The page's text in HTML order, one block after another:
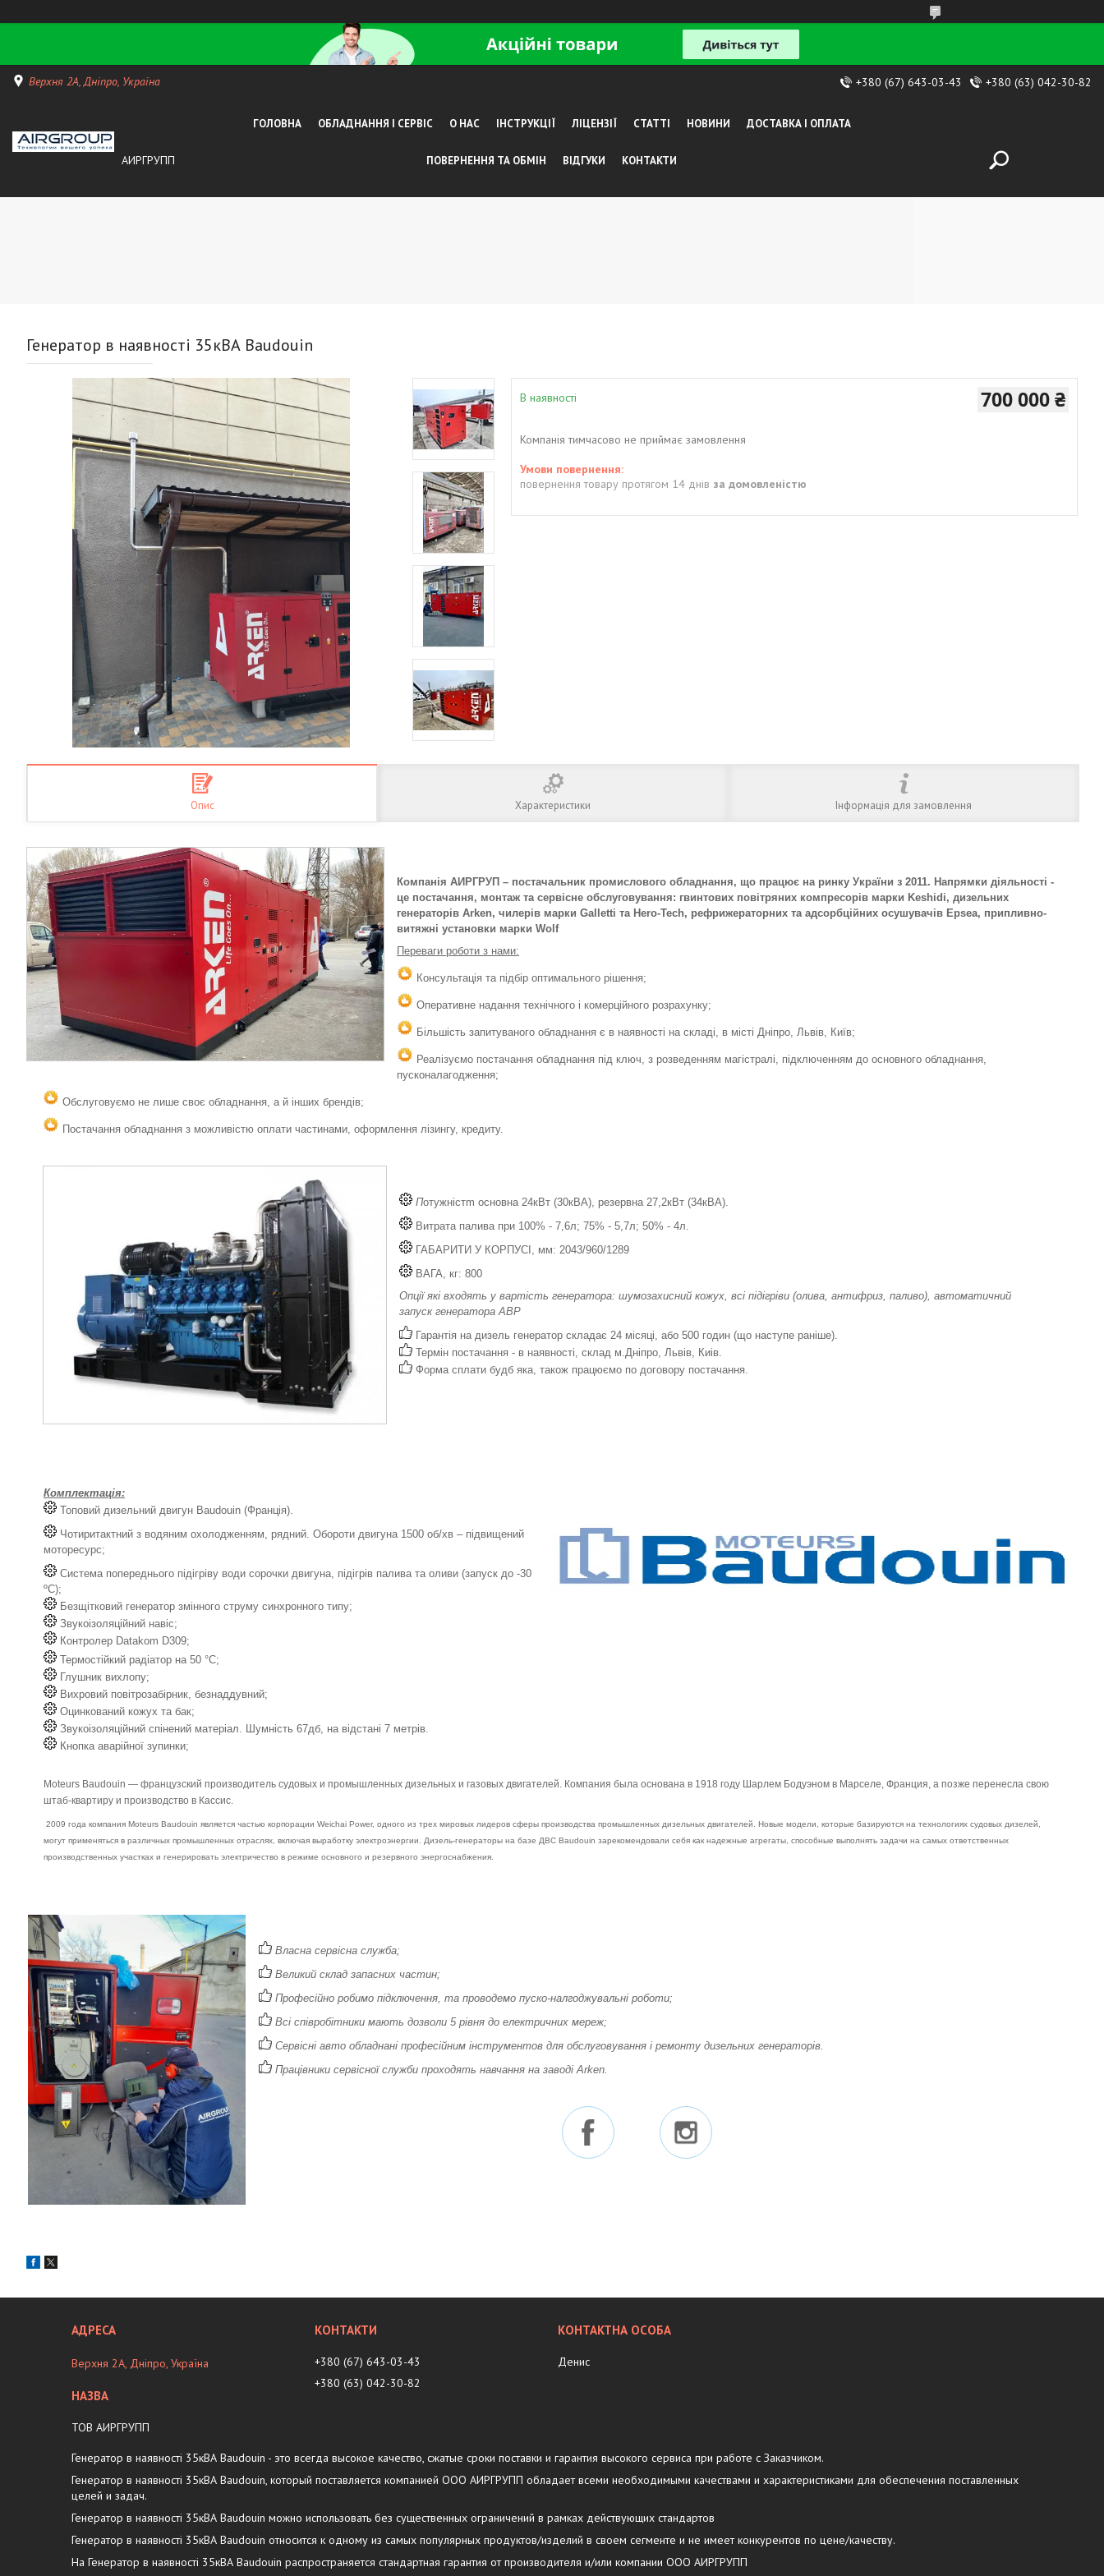
Верхня 2А, Дніпро, Україна +380 (67) 643-03-43 +380 (63) 042-30-82
АИРГРУПП
ГОЛОВНА ОБЛАДНАННЯ І СЕРВІС О НАС ІНСТРУКЦІЇ ЛІЦЕНЗІЇ СТАТТІ НОВИНИ ДОСТАВКА І ОПЛАТА
ПОВЕРНЕННЯ ТА ОБМІН ВІДГУКИ КОНТАКТИ
Генератор в наявності 35кВА Baudouin
В наявності 700 000 ₴
Компанія тимчасово не приймає замовлення
повернення товару протягом 14 днів за домовленістю
Опис Характеристики Інформація для замовлення
Компанія АИРГРУП – постачальник промислового обладнання, що працює на ринку України з 2011. Напрямки діяльності -
це постачання, монтаж та сервісне обслуговування: гвинтових повітряних компресорів марки Keshidi, дизельних
генераторів Arken, чилерів марки Galletti та Hero-Tech, рефрижераторних та адсорбційних осушувачів Epsea, припливно-
витяжні установки марки Wolf
Переваги роботи з нами:
Консультація та підбір оптимального рішення;
Оперативне надання технічного і комерційного розрахунку;
Більшість запитуваного обладнання є в наявності на складі, в місті Дніпро, Львів, Київ;
Реалізуємо постачання обладнання під ключ, з розведенням магістралі, підключенням до основного обладнання,
пусконалагодження;
Обслуговуємо не лише своє обладнання, а й інших брендів;
Постачання обладнання з можливістю оплати частинами, оформлення лізингу, кредиту.
Потужністm основна 24кВт (30кВА), резервна 27,2кВт (34кВА).
Витрата палива при 100% - 7,6л; 75% - 5,7л; 50% - 4л.
ГАБАРИТИ У КОРПУСІ, мм: 2043/960/1289
ВАГА, кг: 800
Опції які входять у вартість генератора: шумозахисний кожух, всі підігріви (олива, антифриз, паливо), автоматичний
запуск генератора АВР
Гарантія на дизель генератор складає 24 місяці, або 500 годин (що наступе раніше).
Термін постачання - в наявності, склад м.Дніпро, Львів, Киів.
Форма сплати будб яка, також працюємо по договору постачання.
Комплектація:
Топовий дизельний двигун Baudouin (Франція).
Чотиритактний з водяним охолодженням, рядний. Обороти двигуна 1500 об/хв – підвищений
моторесурс;
Система попереднього підігріву води сорочки двигуна, підігрів палива та оливи (запуск до -30
ºС);
Безщітковий генератор змінного струму синхронного типу;
Звукоізоляційний навіс;
Контролер Datakom D309;
Термостійкий радіатор на 50 °C;
Глушник вихлопу;
Вихровий повітрозабірник, безнаддувний;
Оцинкований кожух та бак;
Звукоізоляційний спінений матеріал. Шумність 67дб, на відстані 7 метрів.
Кнопка аварійної зупинки;
Moteurs Baudouin — французский производитель судовых и промышленных дизельных и газовых двигателей. Компания была основана в 1918 году Шарлем Бодуэном в Марселе, Франция, а позже перенесла свою
штаб-квартиру и производство в Кассис.
2009 года компания Moteurs Baudouin является частью корпорации Weichai Power, одного из трех мировых лидеров сферы производства промышленных дизельных двигателей. Новые модели, которые базируются на технологиях судовых дизелей,
могут применяться в различных промышленных отраслях, включая выработку электроэнергии. Дизель-генераторы на базе ДВС Baudouin зарекомендовали себя как надежные агрегаты, способные выполнять задачи на самых ответственных
производственных участках и генерировать электричество в режиме основного и резервного энергоснабжения.
Власна сервісна служба;
Великий склад запасних частин;
Професійно робимо підключення, та проводемо пуско-налгоджувальні роботи;
Всі співробітники мають дозволи 5 рівня до електричних мереж;
Сервісні авто обладнані професійним інструментов для обслуговування і ремонту дизельних генераторів.
Працівники сервісної служби проходять навчання на заводі Arken.
Верхня 2А, Дніпро, Україна
ТОВ АИРГРУПП
+380 (67) 643-03-43
+380 (63) 042-30-82
Денис
Генератор в наявності 35кВА Baudouin - это всегда высокое качество, сжатые сроки поставки и гарантия высокого сервиса при работе с Заказчиком.
Генератор в наявності 35кВА Baudouin, который поставляется компанией ООО АИРГРУПП обладает всеми необходимыми качествами и характеристиками для обеспечения поставленных
целей и задач.
Генератор в наявності 35кВА Baudouin можно использовать без существенных ограничений в рамках действующих стандартов
Генератор в наявності 35кВА Baudouin относится к одному из самых популярных продуктов/изделий в своем сегменте и не имеет конкурентов по цене/качеству.
На Генератор в наявності 35кВА Baudouin распространяется стандартная гарантия от производителя и/или компании ООО АИРГРУПП